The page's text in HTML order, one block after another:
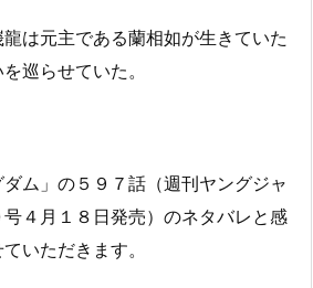
は元主である蘭相如が生きていた
巡らせていた。
ム」の５９７話（週刊ヤングジャ
４月１８日発売）のネタバレと感
いただきます。